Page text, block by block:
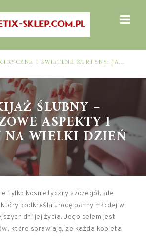
BARIERY FOTOELEKTRYCZNE I ŚWIETLNE KURTYNY: JAK DOBRAĆ ROZWIĄZANIE DO BEZPIECZEŃSTWA FUNKCJONALNEGO (MUTING, BLANKING, TYP 2 I TYP 4)
ŚLUBNY –
ASPEKTY I
NA WIELKI DZIEŃ
tylko kosmetyczny szczegół, ale
podkreśla urodę panny młodej w
dni jej życia. Jego celem jest
które sprawiają, że każda kobieta